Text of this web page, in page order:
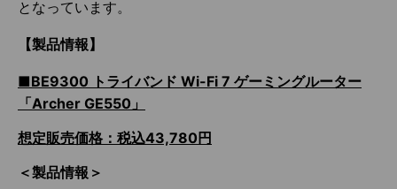
となっています。
【製品情報】
■BE9300 トライバンド Wi-Fi 7 ゲーミングルーター
「Archer GE550」
想定販売価格：税込43,780円
＜製品情報＞